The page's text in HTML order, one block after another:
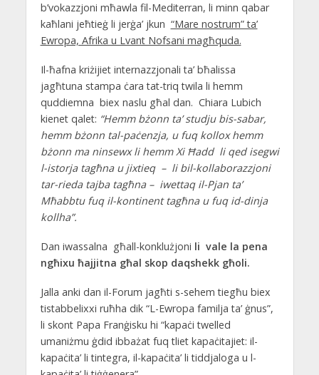
b’vokazzjoni mħawla fil-Mediterran, li minn qabar
kaħlani jeħtieġ li jerġa’ jkun “Mare nostrum” ta’
Ewropa, Afrika u Lvant Nofsani magħquda.
Il-ħafna kriżijiet internazzjonali ta’ bħalissa
jagħtuna stampa ċara tat-triq twila li hemm
quddiemna biex naslu għal dan. Chiara Lubich
kienet qalet: “Hemm bżonn ta’ studju bis-sabar,
hemm bżonn tal-paċenzja, u fuq kollox hemm
bżonn ma ninsewx li hemm Xi Ħadd li qed isegwi
l-istorja tagħna u jixtieq – li bil-kollaborazzjoni
tar-rieda tajba tagħna – iwettaq il-Pjan ta’
Mħabbtu fuq il-kontinent tagħna u fuq id-dinja
kollha”.
Dan iwassalna għall-konklużjoni li vale la pena
ngħixu ħajjitna għal skop daqshekk għoli.
Jalla anki dan il-Forum jagħti s-sehem tiegħu biex
tistabbelixxi ruħha dik “L-Ewropa familja ta’ ġnus”,
li skont Papa Franġisku hi “kapaċi twelled
umaniżmu ġdid ibbażat fuq tliet kapaċitajiet: il-
kapaċita’ li tintegra, il-kapaċita’ li tiddjaloga u l-